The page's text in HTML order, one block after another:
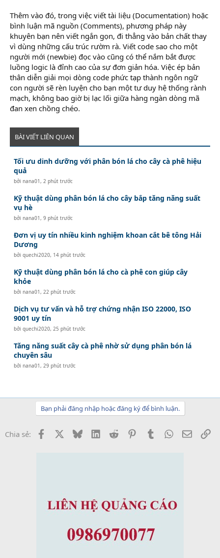
Thêm vào đó, trong việc viết tài liệu (Documentation) hoặc
bình luận mã nguồn (Comments), phương pháp này
khuyên bạn nên viết ngắn gọn, đi thẳng vào bản chất thay
vì dùng những cấu trúc rườm rà. Viết code sao cho một
người mới (newbie) đọc vào cũng có thể nắm bắt được
luồng logic là đỉnh cao của sự đơn giản hóa. Việc ép bản
thân diễn giải mọi dòng code phức tạp thành ngôn ngữ
con người sẽ rèn luyện cho bạn một tư duy hệ thống rành
mạch, không bao giờ bị lạc lối giữa hàng ngàn dòng mã
đan xen chồng chéo.
BÀI VIẾT LIÊN QUAN
Tối ưu dinh dưỡng với phân bón lá cho cây cà phê hiệu
quả
bởinana01,2 phút trước
Kỹ thuật dùng phân bón lá cho cây bắp tăng năng suất
vụ hè
bởinana01,9 phút trước
Đơn vị uy tín nhiều kinh nghiệm khoan cắt bê tông Hải
Dương
bởiquechi2020, 14 phút trước
Kỹ thuật dùng phân bón lá cho cà phê con giúp cây
khỏe
bởinana01,22 phút trước
Dịch vụ tư vấn và hỗ trợ chứng nhận ISO 22000, ISO
9001 uy tín
bởiquechi2020,25 phút trước
Tăng năng suất cây cà phê nhờ sử dụng phân bón lá
chuyên sâu
bởinana01,29 phút trước
Bạn phải đăng nhập hoặc đăng ký để bình luận.
Chia sẻ: Facebook BlueskyLinkedInReddit PinterestTumblrWhatsApp
Email